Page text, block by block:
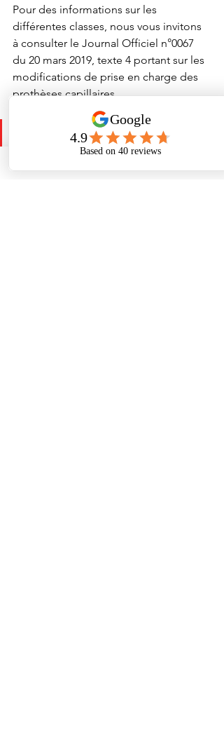
Pour des informations sur les
différentes classes, nous vous invitons
à consulter le Journal Officiel n°0067
du 20 mars 2019, texte 4 portant sur les
modifications de prise en charge des
prothèses capillaires.
Réservez aujourd‘hui votre
premier rendez-vous avec
notre expert capillaire Jean-